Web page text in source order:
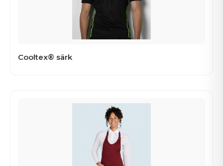
Cooltex® särk